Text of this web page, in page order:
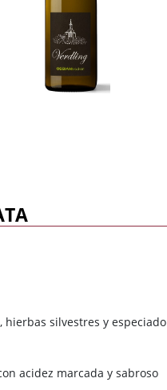
hierbas silvestres y especiado
acidez marcada y sabroso